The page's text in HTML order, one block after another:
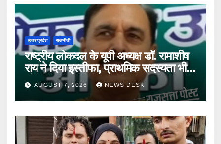
उत्तर प्रदेश राजनीती
राष्ट्रीय लोकदल के यूपी अध्यक्ष डॉ. रामाशीष
राय ने दिया इस्तीफा, प्राथमिक सदस्यता भी
छोड़ीAUGUST 7, 2026 NEWS DESK